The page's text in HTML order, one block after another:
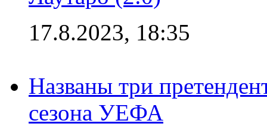
17.8.2023, 18:35
Названы три
сезона УЕФА